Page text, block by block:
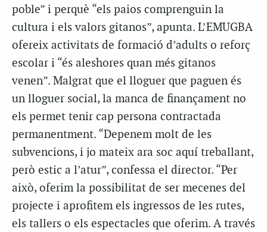
poble” i perquè “els paios comprenguin la
cultura i els valors gitanos”, apunta. L’EMUGBA
ofereix activitats de formació d’adults o reforç
escolar i “és aleshores quan més gitanos
venen”. Malgrat que el lloguer que paguen és
un lloguer social, la manca de finançament no
els permet tenir cap persona contractada
permanentment. “Depenem molt de les
subvencions, i jo mateix ara soc aquí treballant,
però estic a l’atur”, confessa el director. “Per
això, oferim la possibilitat de ser mecenes del
projecte i aprofitem els ingressos de les rutes,
els tallers o els espectacles que oferim. A través